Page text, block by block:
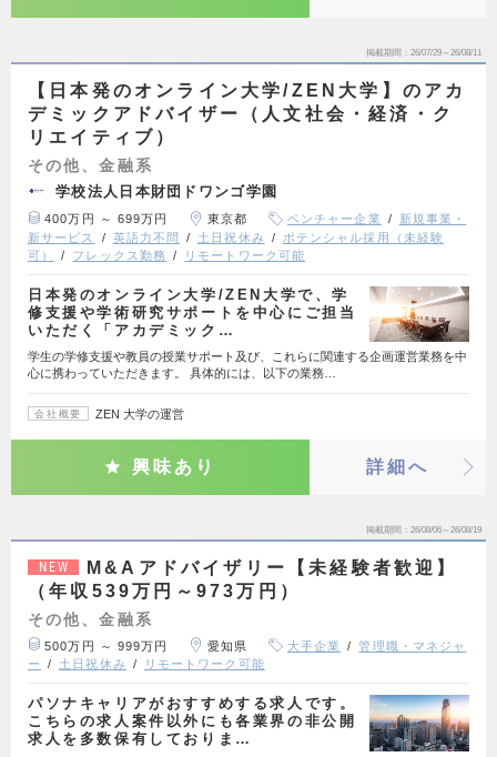
掲載期間 26/07/29～26/08/11
【日本発のオンライン大学/ZEN大学】のアカ
デミックアドバイザー（人文社会・経済・ク
リエイティブ）
その他、金融系
学校法人日本財団ドワンゴ学園
400万円 ～ 699万円 東京都 ベンチャー企業
新規事業・
新サービス
英語力不問 土日祝休み
ポテンシャル採用（未経験
可）
フレックス勤務 リモートワーク可能
日本発のオンライン大学/ZEN大学で、学
修支援や学術研究サポートを中心にご担当
いただく「アカデミック…
学生の学修支援や教員の授業サポート及び、これらに関連する企画運営業務を中
心に携わっていただきます。 具体的には、以下の業務…
会社概要 ZEN 大学の運営
興味あり 詳細へ
掲載期間 26/08/06～26/08/19
NEW
M&Aアドバイザリー【未経験者歓迎】
（年収539万円～973万円）
その他、金融系
500万円 ～ 999万円 愛知県 大手企業
管理職・マネジャ
ー
土日祝休み リモートワーク可能
パソナキャリアがおすすめする求人です。
こちらの求人案件以外にも各業界の非公開
求人を多数保有しておりま…